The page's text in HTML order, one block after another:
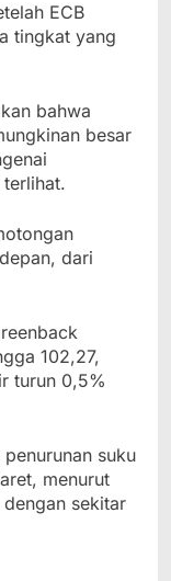
ECB
tingkat yang
bahwa
besar
dari
102,27,
turun 0,5%
suku
menurut
sekitar